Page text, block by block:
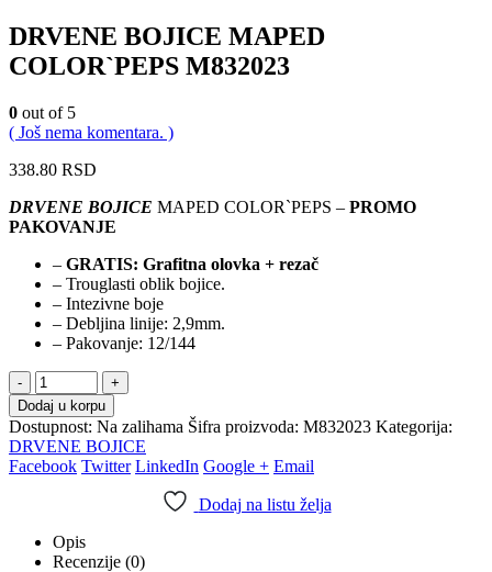
DRVENE BOJICE MAPED
COLOR`PEPS M832023
0 out of 5
( Još nema komentara. )
338.80 RSD
DRVENE BOJICE MAPED COLOR`PEPS – PROMO
PAKOVANJE
– GRATIS: Grafitna olovka + rezač
– Trouglasti oblik bojice.
– Intezivne boje
– Debljina linije: 2,9mm.
– Pakovanje: 12/144
-
+
Dodaj u korpu
Dostupnost: Na zalihama Šifra proizvoda: M832023 Kategorija:
DRVENE BOJICE
Facebook Twitter LinkedIn Google + Email
Dodaj na listu želja
Opis
Recenzije (0)